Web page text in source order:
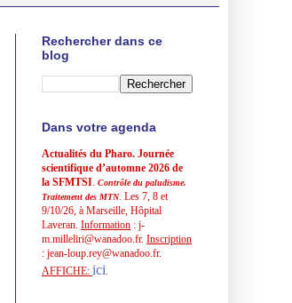
Rechercher dans ce
blog
Dans votre agenda
Actualités du Pharo. Journée
scientifique d’automne 2026 de
la SFMTSI Contrôle du paludisme.
Traitement des MTN. Les 7, 8 et
9/10/26, à Marseille, Hôpital
Laveran. Information : j-
m.milleliri@wanadoo.fr. Inscription
: jean-loup.rey@wanadoo.fr.
AFFICHE: ici